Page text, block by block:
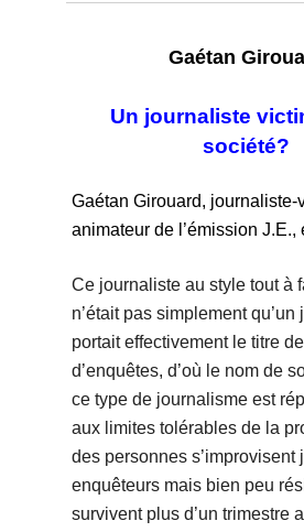
Gaétan
Un journaliste
société?
Gaétan Girouard, journaliste-
animateur de l’émission J.E.,
Ce journaliste au style tout à
n’était pas simplement qu’un
portait effectivement le titre
d’enquêtes, d’où le nom de
ce type de journalisme est
aux limites tolérables de la
des personnes s’improvisent
enquêteurs mais bien peu
survivent plus d’un trimestre